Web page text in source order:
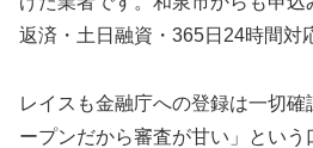
返済・土日融資・365日24時間対
レイスも金融庁への登録は一切
ープンだから審査が甘い」とい